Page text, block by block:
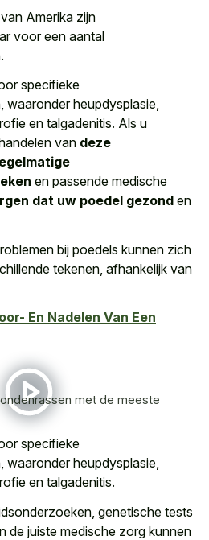
Amerika zijn
voor een aantal
.
specifieke
waaronder heupdysplasie,
en talgadenitis. Als u
van deze
en passende medische
dat uw poedel gezond en
bij poedels kunnen zich
tekenen, afhankelijk van
En Nadelen Van Een
met de meeste
specifieke
waaronder heupdysplasie,
en talgadenitis.
genetische tests
de juiste medische zorg kunnen